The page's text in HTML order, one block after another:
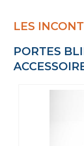
LES
PORTES